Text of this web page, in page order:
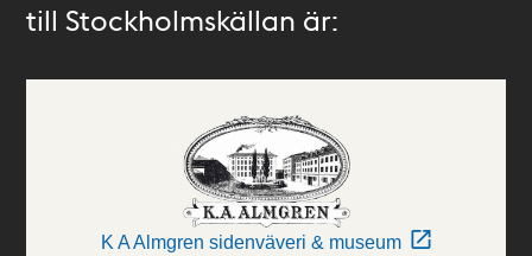
till Stockholmskällan är:
K A Almgren sidenväveri & museum